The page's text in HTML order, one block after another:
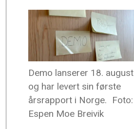
Demo lanserer 18. august
og har levert sin første
årsrapport i Norge.
Foto:
Espen Moe Breivik